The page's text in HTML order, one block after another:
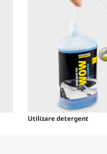
Utilizare detergent